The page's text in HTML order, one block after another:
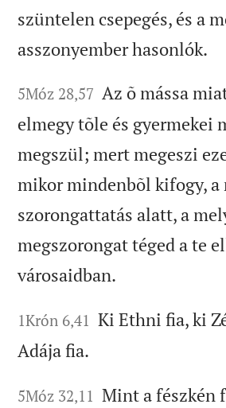
szüntelen csepegés, és a
asszonyember hasonlók.
5Móz 28,57 Az õ mássa
elmegy tõle és gyermekei
megszül; mert megeszi
mikor mindenbõl kifogy, a
szorongattatás alatt, a
megszorongat téged a te
városaidban.
1Krón 6,41 Ki Ethni fia, ki
Adája fia.
5Móz 32,11 Mint a fészkén